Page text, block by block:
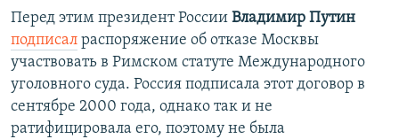
Перед этим президент России Владимир Путин
подписал распоряжение об отказе Москвы
участвовать в Римском статуте Международного
уголовного суда. Россия подписала этот договор в
сентябре 2000 года, однако так и не
ратифицировала его, поэтому не была